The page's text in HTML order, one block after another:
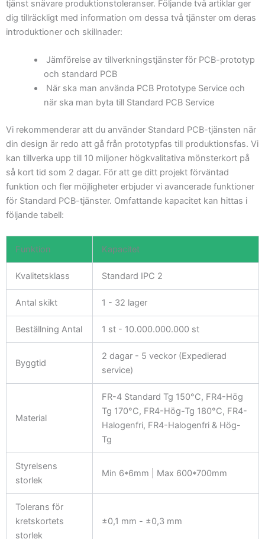
tjänst snävare produktionstoleranser. Följande två artiklar ger
dig tillräckligt med information om dessa två tjänster om deras
introduktioner och skillnader:
Jämförelse av tillverkningstjänster för PCB-prototyp
och standard PCB
När ska man använda PCB Prototype Service och
när ska man byta till Standard PCB Service
Vi rekommenderar att du använder Standard PCB-tjänsten när
din design är redo att gå från prototypfas till produktionsfas. Vi
kan tillverka upp till 10 miljoner högkvalitativa mönsterkort på
så kort tid som 2 dagar. För att ge ditt projekt förväntad
funktion och fler möjligheter erbjuder vi avancerade funktioner
för Standard PCB-tjänster. Omfattande kapacitet kan hittas i
följande tabell:
Funktion Kapacitet
Kvalitetsklass Standard IPC 2
Antal skikt 1 - 32 lager
Beställning Antal 1 st - 10.000.000.000 st
Byggtid
2 dagar - 5 veckor (Expedierad
service)
Material
FR-4 Standard Tg 150°C, FR4-Hög
Tg 170°C, FR4-Hög-Tg 180°C, FR4-
Halogenfri, FR4-Halogenfri & Hög-
Tg
Styrelsens
storlek
Min 6*6mm | Max 600*700mm
Tolerans för
kretskortets
storlek
±0,1 mm - ±0,3 mm